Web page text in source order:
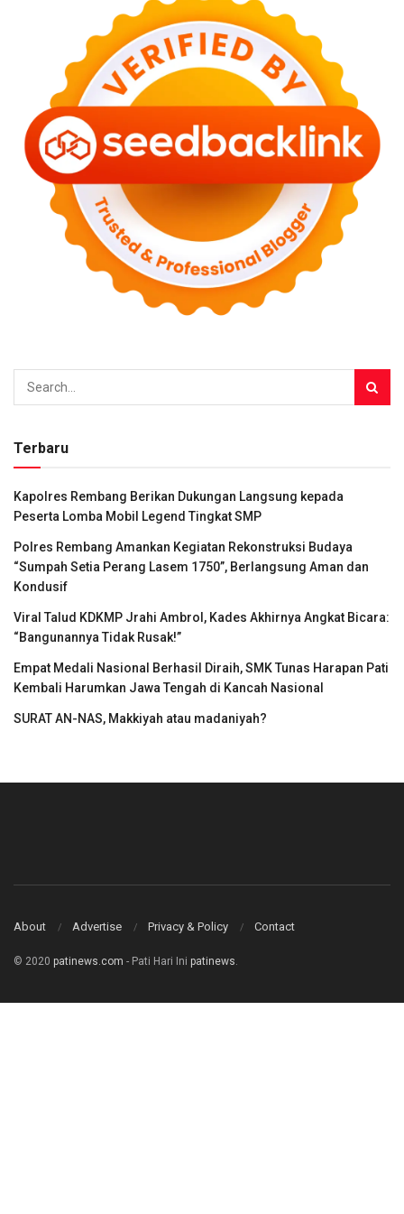
Terbaru
Kapolres Rembang Berikan Dukungan Langsung kepada
Peserta Lomba Mobil Legend Tingkat SMP
Polres Rembang Amankan Kegiatan Rekonstruksi Budaya
“Sumpah Setia Perang Lasem 1750”, Berlangsung Aman dan
Kondusif
Viral Talud KDKMP Jrahi Ambrol, Kades Akhirnya Angkat Bicara:
“Bangunannya Tidak Rusak!”
Empat Medali Nasional Berhasil Diraih, SMK Tunas Harapan Pati
Kembali Harumkan Jawa Tengah di Kancah Nasional
SURAT AN-NAS, Makkiyah atau madaniyah?
About Advertise Privacy & Policy Contact
© 2020 patinews.com - Pati Hari Ini patinews